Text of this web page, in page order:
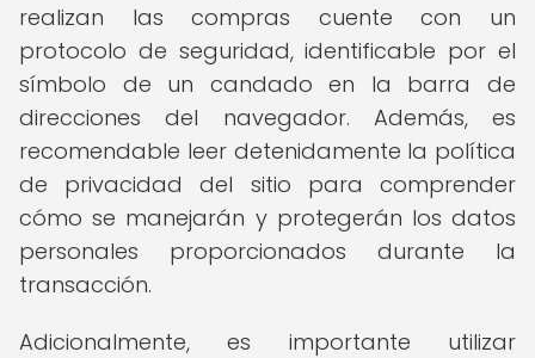
realizan las compras cuente con un
protocolo de seguridad, identificable por el
símbolo de un candado en la barra de
direcciones del navegador. Además, es
recomendable leer detenidamente la política
de privacidad del sitio para comprender
cómo se manejarán y protegerán los datos
personales proporcionados durante la
transacción.
Adicionalmente, es importante utilizar